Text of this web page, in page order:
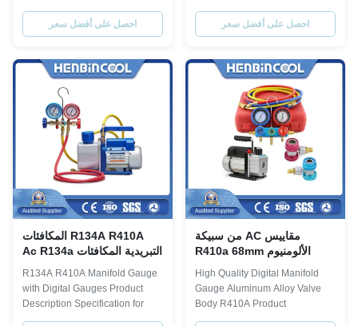
Specification manifold gauge
set: Model refrigerant Gauge
Connectors Length Package
BZ-1 R134A, R22, R12, R502
φ68mm 0~800psi, 30~50psi
red&yellow&blue:1/4" 150cm
احصل على أفضل سعر
pipe flaring tool, also known as
tube expander,pipe swaging
swaging the copper joint. It is
including air conditioning ...
احصل على أفضل سعر
مقاييس AC من سبيكة
الألومنيوم R410a 68mm
High Quality Digital Manifold
Gauge Aluminum Alloy Valve
Body R410A Product
Description Specification for
R134A R410A المكافئات
التبريدية المكافئات Ac R134a
R134A R410A Manifold Gauge
with Digital Gauges Product
Description Specification for
r134a manifold gauge set: